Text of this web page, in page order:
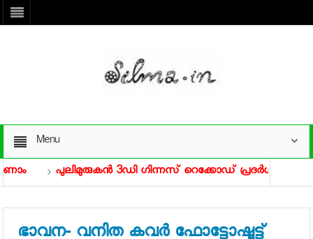
Menu
പുലിമുരുകന്‍ 3ഡി ഗിന്നസ് റെക്കോഡ് പ്രദര്‍ശനത്തിന്